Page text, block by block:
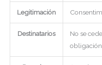
Legitimación
Destinatarios
No se